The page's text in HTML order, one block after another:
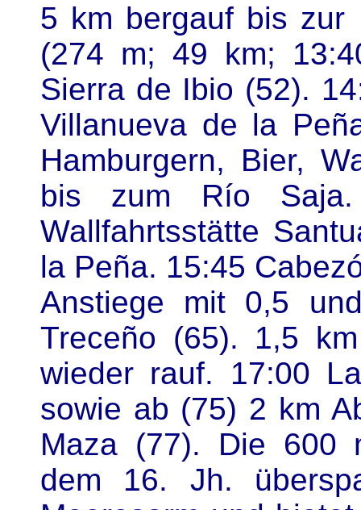
5 km bergauf bis zur
(274 m; 49 km;
Sierra de Ibio (52).
Villanueva de la
Hamburgern, Bier,
bis zum Río
Wallfahrtsstätte
la Peña. 15:45
Anstiege mit 0,5
Treceño (65). 1,5
wieder rauf. 17:00
sowie ab (75) 2 km
Maza (77). Die 600
dem 16. Jh.